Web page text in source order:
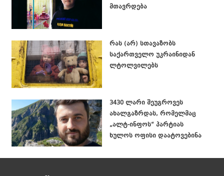
მთავრდება
რას (არ) სთავაზობს
საქართველო უკრაინიდან
ლტოლვილებს
3430 ლარი შეუგროვეს
ახალგაზრდას, რომელმაც
„ალტ-ინფოს“ პარტიას
ხულოს ოფისი დაატოვებინა